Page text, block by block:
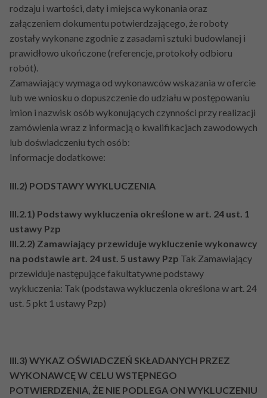
rodzaju i wartości, daty i miejsca wykonania oraz
załączeniem dokumentu potwierdzającego, że roboty
zostały wykonane zgodnie z zasadami sztuki budowlanej i
prawidłowo ukończone (referencje, protokoły odbioru
robót).
Zamawiający wymaga od wykonawców wskazania w ofercie
lub we wniosku o dopuszczenie do udziału w postępowaniu
imion i nazwisk osób wykonujących czynności przy realizacji
zamówienia wraz z informacją o kwalifikacjach zawodowych
lub doświadczeniu tych osób:
Informacje dodatkowe:
III.2) PODSTAWY WYKLUCZENIA
III.2.1) Podstawy wykluczenia określone w art. 24 ust. 1
ustawy Pzp
III.2.2) Zamawiający przewiduje wykluczenie wykonawcy
na podstawie art. 24 ust. 5 ustawy Pzp Tak Zamawiający
przewiduje następujące fakultatywne podstawy
wykluczenia: Tak (podstawa wykluczenia określona w art. 24
ust. 5 pkt 1 ustawy Pzp)
III.3) WYKAZ OŚWIADCZEŃ SKŁADANYCH PRZEZ
WYKONAWCĘ W CELU WSTĘPNEGO
POTWIERDZENIA, ŻE NIE PODLEGA ON WYKLUCZENIU